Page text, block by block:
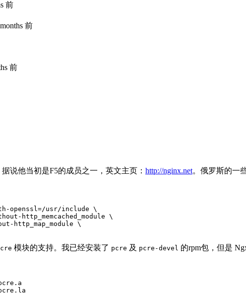
前
前
前
说他当初是F5的成员之一，英文主页： http://nginx.net。俄罗斯的一
openssl=/usr/include \
http_memcached_module \
http_map_module \
模块的支持。我已经安装了 pcre 及 pcre-devel 的rpm包，但是